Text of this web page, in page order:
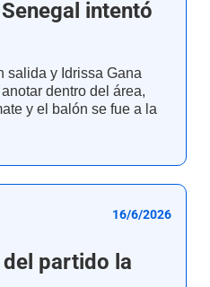
intentó
salida y Idrissa Gana
dentro del área,
y el balón se fue a la
16/6/2026
partido la